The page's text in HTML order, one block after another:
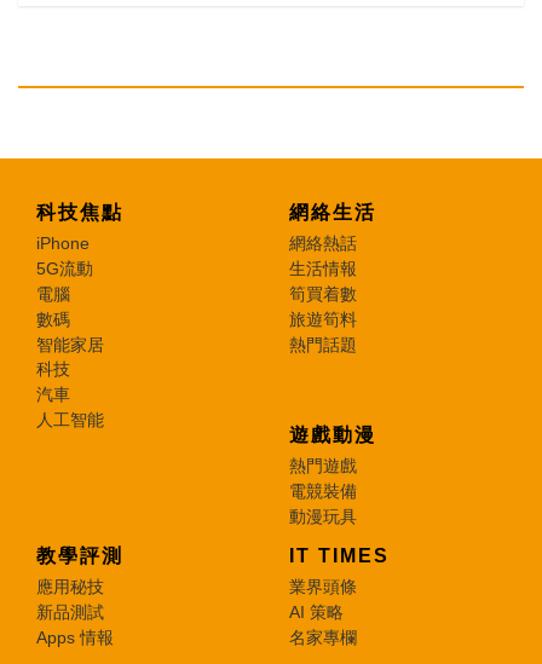
科技焦點
iPhone
5G流動
電腦
數碼
智能家居
科技
汽車
人工智能
網絡生活
網絡熱話
生活情報
筍買着數
旅遊筍料
熱門話題
遊戲動漫
熱門遊戲
電競裝備
動漫玩具
教學評測
應用秘技
新品測試
Apps 情報
IT TIMES
業界頭條
AI 策略
名家專欄